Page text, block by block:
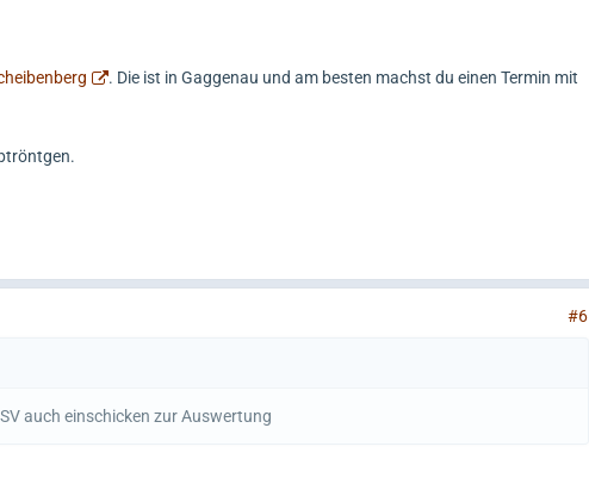
. Die ist in Gaggenau und am besten machst du einen Termin mit
#6
auch einschicken zur Auswertung